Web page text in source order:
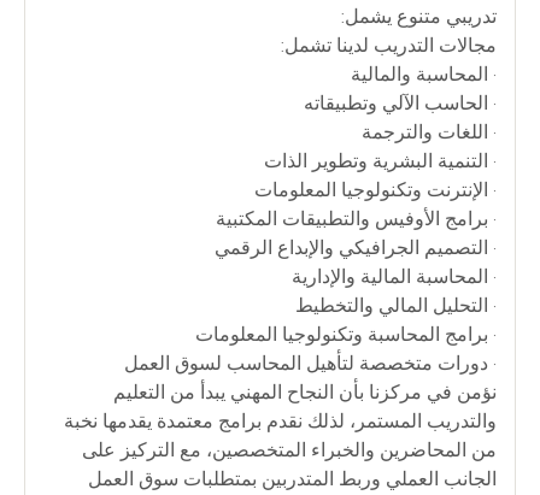
تدريبي متنوع يشمل:
مجالات التدريب لدينا تشمل:
• المحاسبة والمالية
• الحاسب الآلي وتطبيقاته
• اللغات والترجمة
• التنمية البشرية وتطوير الذات
• الإنترنت وتكنولوجيا المعلومات
• برامج الأوفيس والتطبيقات المكتبية
• التصميم الجرافيكي والإبداع الرقمي
• المحاسبة المالية والإدارية
• التحليل المالي والتخطيط
• برامج المحاسبة وتكنولوجيا المعلومات
• دورات متخصصة لتأهيل المحاسب لسوق العمل
نؤمن في مركزنا بأن النجاح المهني يبدأ من التعليم
والتدريب المستمر، لذلك نقدم برامج معتمدة يقدمها نخبة
من المحاضرين والخبراء المتخصصين، مع التركيز على
الجانب العملي وربط المتدربين بمتطلبات سوق العمل